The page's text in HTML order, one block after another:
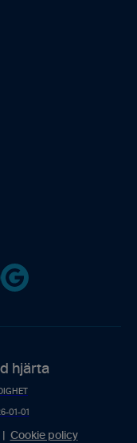
FacebookGoogle business
hjärta
01-01
Cookie policy